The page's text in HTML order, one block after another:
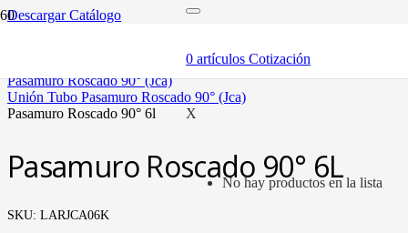
0 artículos Cotización
X
No hay productos en la lista
Descargar Catálogo
pasamuro roscado 90° (jca)
unión tubo pasamuro roscado 90° (jca)
pasamuro roscado 90° 6l
Pasamuro Roscado 90° 6L
SKU: LARJCA06K